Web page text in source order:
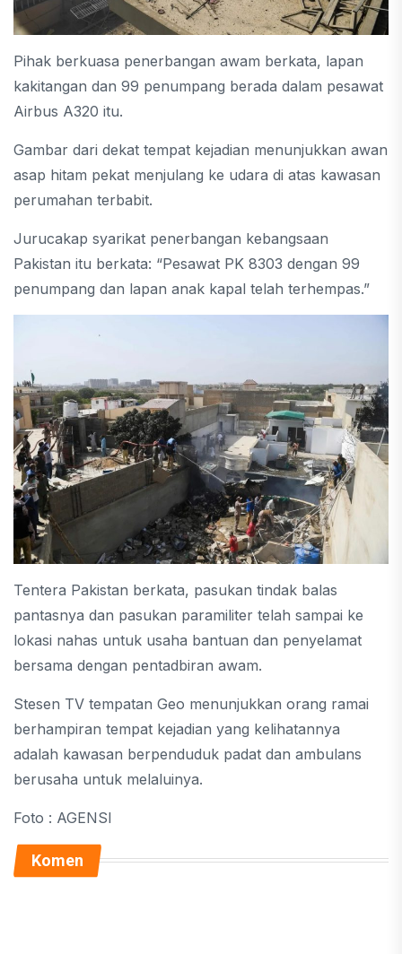
Pihak berkuasa penerbangan awam berkata, lapan
kakitangan dan 99 penumpang berada dalam pesawat
Airbus A320 itu.
Gambar dari dekat tempat kejadian menunjukkan awan
asap hitam pekat menjulang ke udara di atas kawasan
perumahan terbabit.
Jurucakap syarikat penerbangan kebangsaan
Pakistan itu berkata: “Pesawat PK 8303 dengan 99
penumpang dan lapan anak kapal telah terhempas.”
Tentera Pakistan berkata, pasukan tindak balas
pantasnya dan pasukan paramiliter telah sampai ke
lokasi nahas untuk usaha bantuan dan penyelamat
bersama dengan pentadbiran awam.
Stesen TV tempatan Geo menunjukkan orang ramai
berhampiran tempat kejadian yang kelihatannya
adalah kawasan berpenduduk padat dan ambulans
berusaha untuk melaluinya.
Foto : AGENSI
Komen